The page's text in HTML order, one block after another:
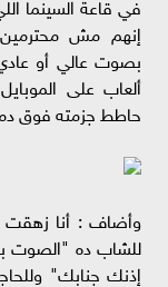
إنهم مش محترمين
بصوت عالي أو عادي
ألعاب على
حاطط جزمته فوق
وأضاف : أنا
للشاب ده "الصوت
إذنك جنابك"